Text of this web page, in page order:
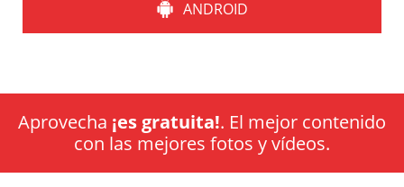
ANDROID
Aprovecha ¡es gratuita!. El mejor contenido
con las mejores fotos y vídeos.